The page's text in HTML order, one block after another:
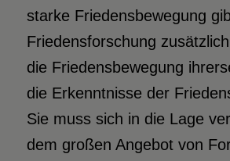
starke Friedensbewegung
Friedensforschung
die Friedensbewegung
die Erkenntnisse der
Sie muss sich in die Lage
dem großen Angebot von